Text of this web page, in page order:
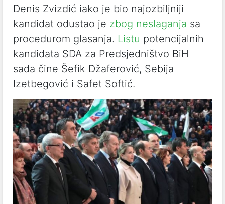
Denis Zvizdić iako je bio najozbiljniji
kandidat odustao je zbog neslaganja sa
procedurom glasanja. Listu potencijalnih
kandidata SDA za Predsjedništvo BiH
sada čine Šefik Džaferović, Sebija
Izetbegović i Safet Softić.